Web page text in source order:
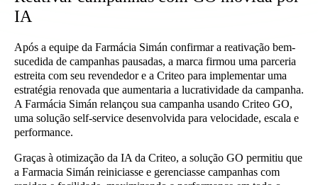
IA
Após a equipe da Farmácia Simán confirmar a reativação bem-
sucedida de campanhas pausadas, a marca firmou uma parceria
estreita com seu revendedor e a Criteo para implementar uma
estratégia renovada que aumentaria a lucratividade da campanha.
A Farmácia Simán relançou sua campanha usando Criteo GO,
uma solução self-service desenvolvida para velocidade, escala e
performance.
Graças à otimização da IA da Criteo, a solução GO permitiu que
a Farmacia Simán reiniciasse e gerenciasse campanhas com